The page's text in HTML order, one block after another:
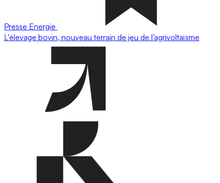
Presse Energie
L'élevage bovin, nouveau terrain de jeu de l’agrivoltaïsme